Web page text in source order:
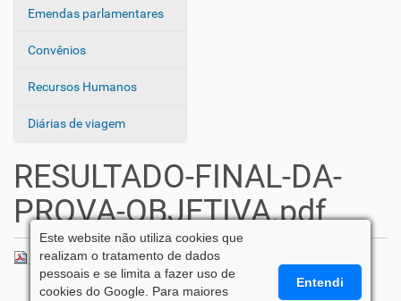
Emendas parlamentares
Convênios
Recursos Humanos
Diárias de viagem
RESULTADO-FINAL-DA-
PROVA-OBJETIVA.pdf
RESULTADO-FINAL-DA-PROVA-OBJETIVA.pdf
Este website não utiliza cookies que
realizam o tratamento de dados
pessoais e se limita a fazer uso de
cookies do Google. Para maiores
Entendi